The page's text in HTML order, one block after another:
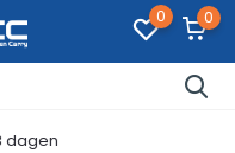
0 0